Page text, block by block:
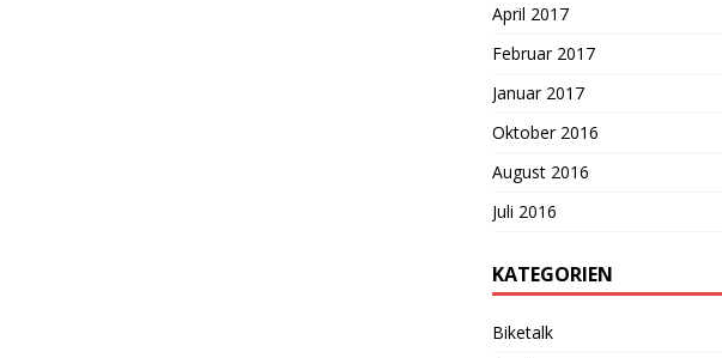
April 2017
Februar 2017
Januar 2017
Oktober 2016
August 2016
Juli 2016
KATEGORIEN
Biketalk